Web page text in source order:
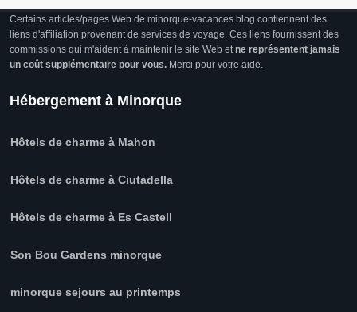
Certains articles/pages Web de minorque-vacances.blog contiennent des
liens d'affiliation provenant de services de voyage. Ces liens fournissent des
commissions qui m'aident à maintenir le site Web et ne représentent jamais
un coût supplémentaire pour vous. Merci pour votre aide.
Hébergement à Minorque
Hôtels de charme à Mahon
Hôtels de charme à Ciutadella
Hôtels de charme à Es Castell
Son Bou Gardens minorque
minorque sejours au printemps